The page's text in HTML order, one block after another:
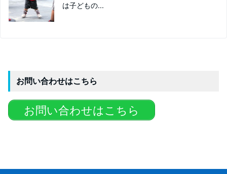
は子どもの...
お問い合わせはこちら
お問い合わせはこちら